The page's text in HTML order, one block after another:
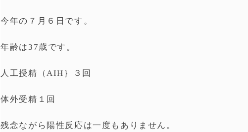
今年の７月６日です。
年齢は37歳です。
人工授精（AIH｝３回
体外受精１回
残念ながら陽性反応は一度もありません。